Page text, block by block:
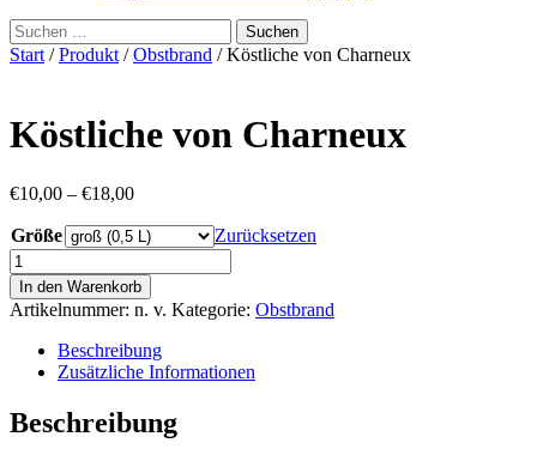
Suchen
nach:
Start /Produkt /Obstbrand / Köstliche von Charneux
Köstliche von Charneux
€10,00 – €18,00Preisspanne:
bis
€18,00
Größe
Zurücksetzen
Köstliche
von
Charneux
Menge
In den Warenkorb
Artikelnummer: n. v. Kategorie: Obstbrand
Beschreibung
Zusätzliche Informationen
Beschreibung